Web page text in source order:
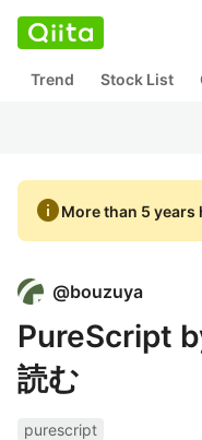
Trend Stock List
infoMore than 5 years
@bouzuya
PureScript
読む
purescript